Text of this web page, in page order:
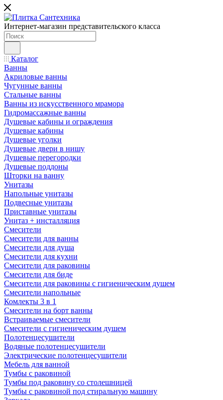
Интернет-магазин представительского класса
Каталог
Ванны
Акриловые ванны
Чугунные ванны
Стальные ванны
Ванны из искусственного мрамора
Гидромассажные ванны
Душевые кабины и ограждения
Душевые кабины
Душевые уголки
Душевые двери в нишу
Душевые перегородки
Душевые поддоны
Шторки на ванну
Унитазы
Напольные унитазы
Подвесные унитазы
Приставные унитазы
Унитаз + инсталляция
Смесители
Смесители для ванны
Смесители для душа
Смесители для кухни
Смесители для раковины
Смесители для биде
Смесители для раковины с гигиеническим душем
Смесители напольные
Комлекты 3 в 1
Смесители на борт ванны
Встраиваемые смесители
Смесители с гигиеническим душем
Полотенцесушители
Водяные полотенцесушители
Электрические полотенцесушители
Мебель для ванной
Тумбы с раковиной
Тумбы под раковину со столешницей
Тумбы с раковиной под стиральную машину